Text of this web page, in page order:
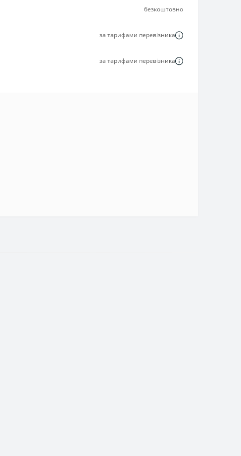
безкоштовно
за тарифами перевізника
за тарифами перевізника